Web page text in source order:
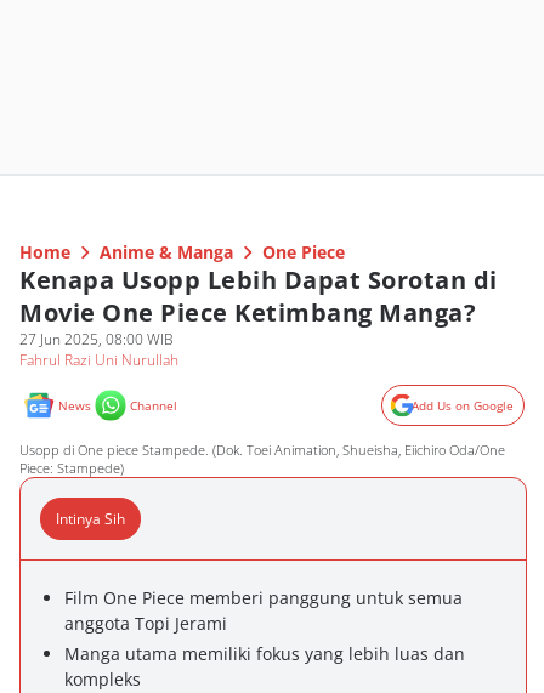
Home Anime & Manga One Piece
Kenapa Usopp Lebih Dapat Sorotan di
Movie One Piece Ketimbang Manga?
27 Jun 2025, 08:00 WIB
Fahrul Razi Uni Nurullah
News Channel Add Us on Google
Usopp di One piece Stampede. (Dok. Toei Animation, Shueisha, Eiichiro Oda/One
Piece: Stampede)
Intinya Sih
Film One Piece memberi panggung untuk semua
anggota Topi Jerami
Manga utama memiliki fokus yang lebih luas dan
kompleks